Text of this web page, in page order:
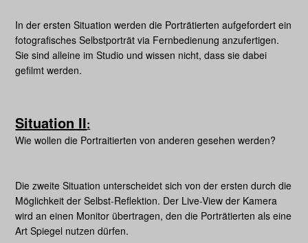
In der ersten Situation werden die Porträtierten aufgefordert ein
fotografisches Selbstporträt via Fernbedienung anzufertigen.
Sie sind alleine im Studio und wissen nicht, dass sie dabei
gefilmt werden.
Situation II:
Wie wollen die Portraitierten von anderen gesehen werden?
Die zweite Situation unterscheidet sich von der ersten durch die
Möglichkeit der Selbst-Reflektion. Der Live-View der Kamera
wird an einen Monitor übertragen, den die Porträtierten als eine
Art Spiegel nutzen dürfen.